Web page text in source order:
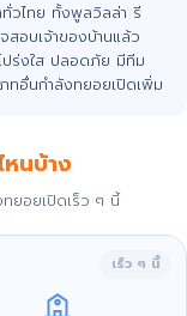
ไทย ทั้งพูลวิลล่า รี
อบเจ้าของบ้านแล้ว
ปร่งใส ปลอดภัย มีทีม
ทอื่นกำลังทยอยเปิดเพิ่ม
นบ้าง
ยอยเปิดเร็ว ๆ นี้
เร็ว ๆ นี้